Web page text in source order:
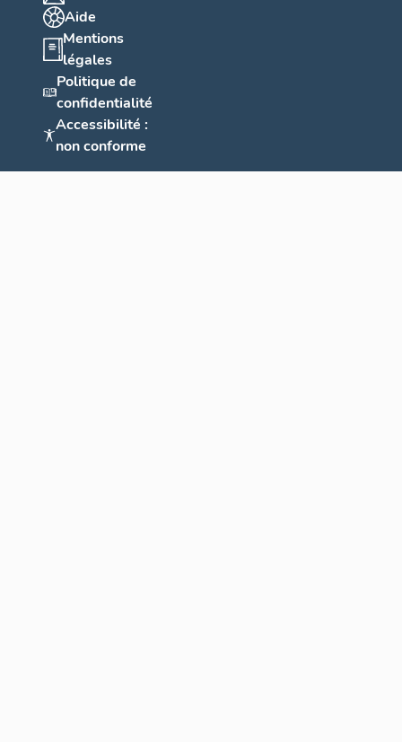
Aide
Mentions
légales
Politique de
confidentialité
Accessibilité :
non conforme